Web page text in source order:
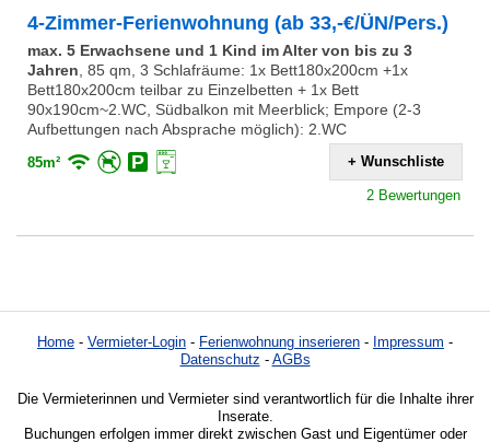
4-Zimmer-Ferienwohnung (ab 33,-€/ÜN/Pers.)
max. 5 Erwachsene und 1 Kind im Alter von bis zu 3
Jahren, 85 qm, 3 Schlafräume: 1x Bett180x200cm +1x
Bett180x200cm teilbar zu Einzelbetten + 1x Bett
90x190cm~2.WC, Südbalkon mit Meerblick; Empore (2-3
Aufbettungen nach Absprache möglich): 2.WC
85m² + Wunschliste
2 Bewertungen
Home - Vermieter-Login - Ferienwohnung inserieren - Impressum -
Datenschutz - AGBs
Die Vermieterinnen und Vermieter sind verantwortlich für die Inhalte ihrer
Inserate.
Buchungen erfolgen immer direkt zwischen Gast und Eigentümer oder